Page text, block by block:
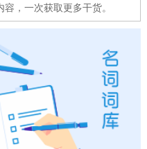
PORTUGUÊS
，一次获取更多干货。